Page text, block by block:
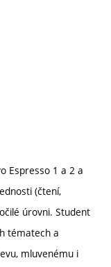
Espresso 1 a 2 a
(čtení,
úrovni. Student
tématech a
mluvenému i